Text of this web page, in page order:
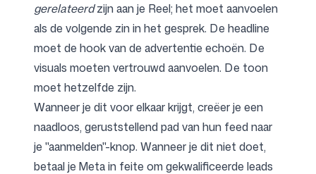
gerelateerdzijn aan je Reel; het moet aanvoelen
als de volgende zin in het gesprek. De headline
moet de hook van de advertentie echoën. De
visuals moeten vertrouwd aanvoelen. De toon
moet hetzelfde zijn.
Wanneer je dit voor elkaar krijgt, creëer je een
naadloos, geruststellend pad van hun feed naar
je "aanmelden"-knop. Wanneer je dit niet doet,
betaal je Meta in feite om gekwalificeerde leads